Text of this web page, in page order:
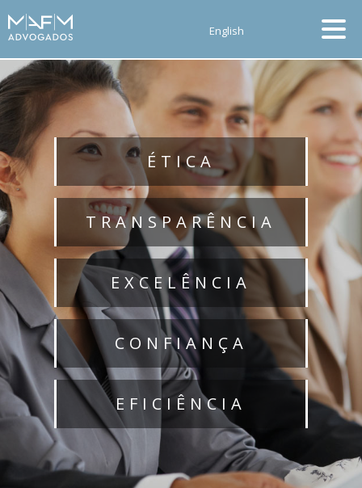
English
ÉTICA
TRANSPARÊNCIA
EXCELÊNCIA
CONFIANÇA
EFICIÊNCIA